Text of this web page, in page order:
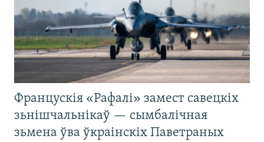
Францускія «Рафалі» замест савецкіх
зьнішчальнікаў — сымбалічная
зьмена ўва ўкраінскіх Паветраных